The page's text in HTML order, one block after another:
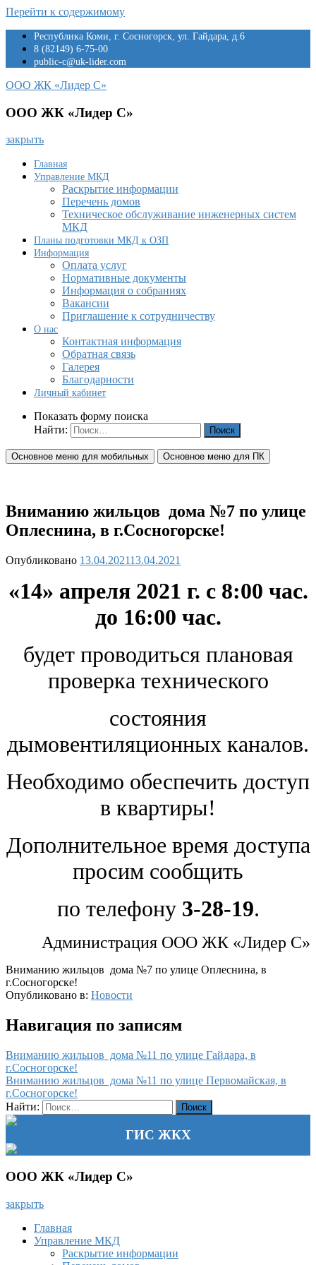
Перейти к содержимому
Республика Коми, г. Сосногорск, ул. Гайдара, д.6
8 (82149) 6-75-00
public-c@uk-lider.com
ООО ЖК «Лидер С»
ООО ЖК «Лидер С»
закрыть
Главная
Управление МКД
Раскрытие информации
Перечень домов
Техническое обслуживание инженерных систем
МКД
Планы подготовки МКД к ОЗП
Информация
Оплата услуг
Нормативные документы
Информация о собраниях
Вакансии
Приглашение к сотрудничеству
О нас
Контактная информация
Обратная связь
Галерея
Благодарности
Личный кабинет
Показать форму поиска
Найти:
Основное меню для мобильных Основное меню для ПК
Вниманию жильцов дома №7 по улице
Оплеснина, в г.Сосногорске!
Опубликовано 13.04.202113.04.2021
«14» апреля 2021 г. с 8:00 час.
до 16:00 час.
будет проводиться плановая
проверка технического
состояния
дымовентиляционных каналов.
Необходимо обеспечить доступ
в квартиры!
Дополнительное время доступа
просим сообщить
по телефону 3-28-19.
Администрация ООО ЖК «Лидер С»
Вниманию жильцов дома №7 по улице Оплеснина, в
г.Сосногорске!
Опубликовано в: Новости
Навигация по записям
Вниманию жильцов дома №11 по улице Гайдара, в
г.Сосногорске!
Вниманию жильцов дома №11 по улице Первомайская, в
г.Сосногорске!
Найти:
ГИС ЖКХ
ООО ЖК «Лидер С»
закрыть
Главная
Управление МКД
Раскрытие информации